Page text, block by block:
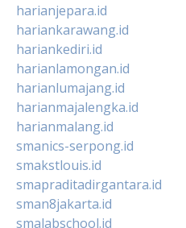
harianjepara.id
hariankarawang.id
hariankediri.id
harianlamongan.id
harianlumajang.id
harianmajalengka.id
harianmalang.id
smanics-serpong.id
smakstlouis.id
smapraditadirgantara.id
sman8jakarta.id
smalabschool.id